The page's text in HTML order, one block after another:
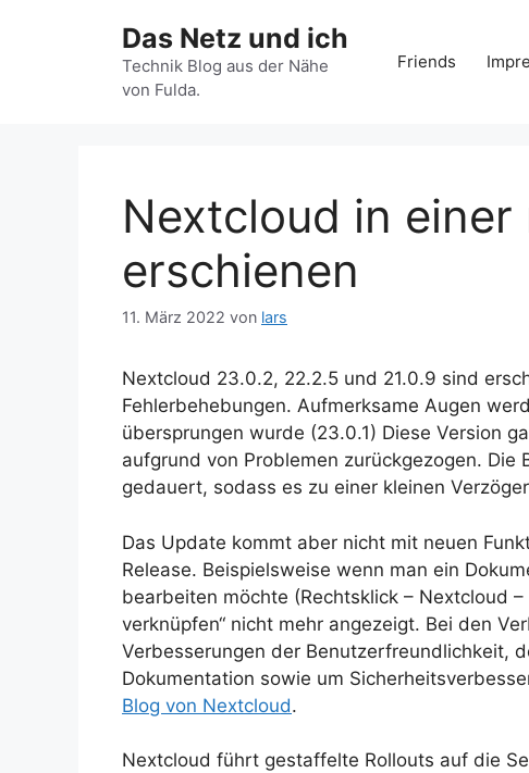
Das Netz und ich
Technik Blog aus der Nähe
von Fulda.
Friends
Nextcloud in einer
erschienen
11. März 2022 von lars
Nextcloud 23.0.2, 22.2.5 und 21.0.9 sind
Fehlerbehebungen. Aufmerksame Augen
übersprungen wurde (23.0.1) Diese Version
aufgrund von Problemen zurückgezogen. Die
gedauert, sodass es zu einer kleinen
Das Update kommt aber nicht mit neuen
Release. Beispielsweise wenn man ein
bearbeiten möchte (Rechtsklick – Nextcloud
verknüpfen“ nicht mehr angezeigt. Bei den
Verbesserungen der Benutzerfreundlichkeit,
Dokumentation sowie um
Blog von Nextcloud.
Nextcloud führt gestaffelte Rollouts auf die